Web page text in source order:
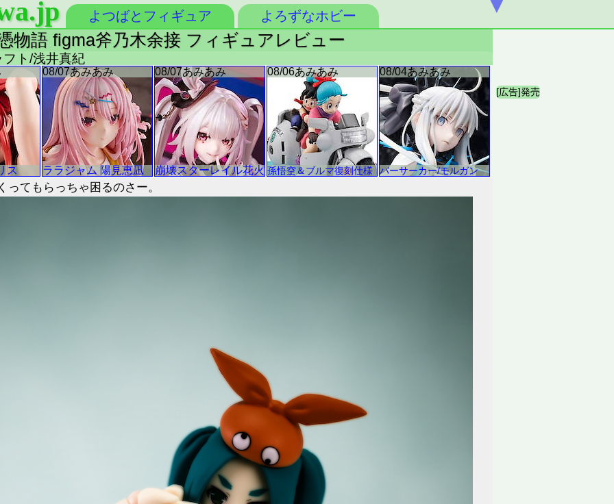
よつばとフィギュア よろずなホビー
物語 figma斧乃木余接 フィギュアレビュー
ト/浅井真紀
ってもらっちゃ困るのさー。
▼